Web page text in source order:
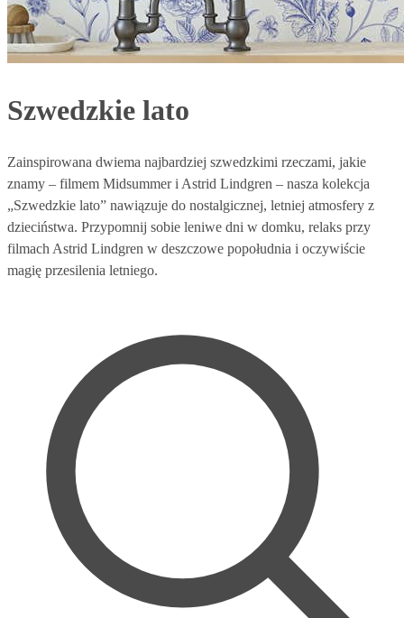
Szwedzkie lato
Zainspirowana dwiema najbardziej szwedzkimi rzeczami, jakie
znamy – filmem Midsummer i Astrid Lindgren – nasza kolekcja
„Szwedzkie lato” nawiązuje do nostalgicznej, letniej atmosfery z
dzieciństwa. Przypomnij sobie leniwe dni w domku, relaks przy
filmach Astrid Lindgren w deszczowe popołudnia i oczywiście
magię przesilenia letniego.